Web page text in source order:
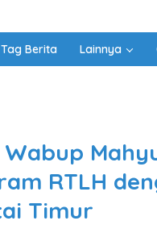
Tag Berita Lainnya
Wabup
RTLH
Timur